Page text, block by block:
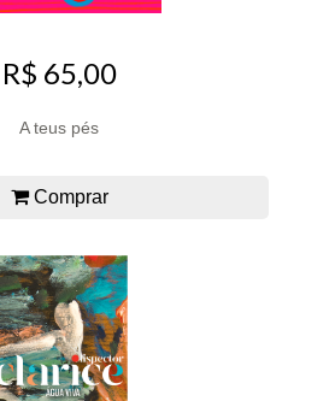
R$ 65,00
A teus pés
Comprar